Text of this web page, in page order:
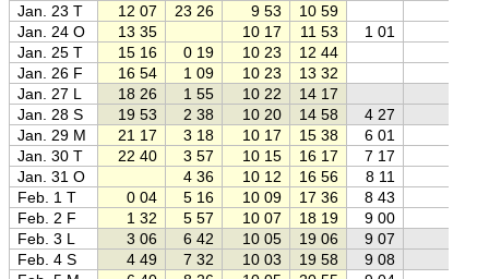
Jan. 23 T
12 07 23 26 9 53
10 59
Jan. 24 O
13 35 10 17 11 53
1 01
Jan. 25 T
15 16 0 19 10 23
12 44
Jan. 26 F
16 54 1 09 10 23
13 32
Jan. 27 L
18 26 1 55 10 22
14 17
Jan. 28 S
19 53 2 38 10 20 14 58
4 27
Jan. 29 M
21 17 3 18 10 17 15 38
6 01
Jan. 30 T
22 40 3 57 10 15 16 17
7 17
Jan. 31 O
4 36 10 12 16 56
8 11
Feb. 1 T
0 04 5 16 10 09 17 36
8 43
Feb. 2 F
1 32 5 57 10 07 18 19
9 00
Feb. 3 L
3 06 6 42 10 05 19 06
9 07
Feb. 4 S
4 49 7 32 10 03 19 58
9 08